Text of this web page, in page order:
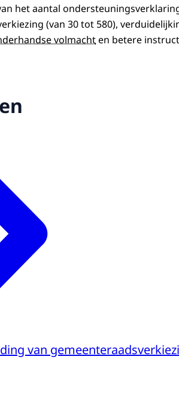
het aantal
(van 30 tot 580),
volmachten betere
van